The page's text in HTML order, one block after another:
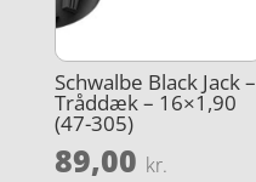
Schwalbe Black Jack –
Tråddæk – 16×1,90
(47-305)
89,00 kr.